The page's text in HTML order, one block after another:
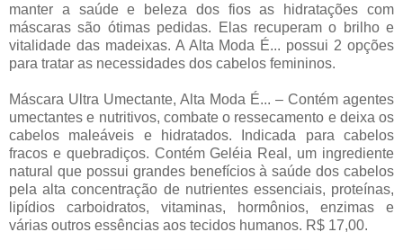
manter a saúde e beleza dos fios as hidratações com
máscaras são ótimas pedidas. Elas recuperam o brilho e
vitalidade das madeixas. A Alta Moda É... possui 2 opções
para tratar as necessidades dos cabelos femininos.
Máscara Ultra Umectante, Alta Moda É... – Contém agentes
umectantes e nutritivos, combate o ressecamento e deixa os
cabelos maleáveis e hidratados. Indicada para cabelos
fracos e quebradiços. Contém Geléia Real, um ingrediente
natural que possui grandes benefícios à saúde dos cabelos
pela alta concentração de nutrientes essenciais, proteínas,
lipídios carboidratos, vitaminas, hormônios, enzimas e
várias outros essências aos tecidos humanos. R$ 17,00.